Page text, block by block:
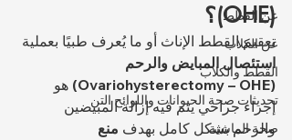
عن القطط
عن الكلاب
القطط والكلاب
تحديثات صحة الحيوانات واللوائح التن
صحة الماشية
(OHE)؟
تعقيم القطط الإناث أو ما يُعرف طبيًا بعملية
استئصال المبايض والرحم
(Ovariohysterectomy – OHE)
هو
إجراء جراحي يتم فيه إزالة المبيضين
والرحم بشكل كامل بهدف منع